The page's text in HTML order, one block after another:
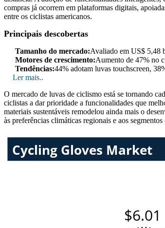
compras já ocorrem em plataformas digitais,
entre os ciclistas americanos.
Principais descobertas
Tamanho do mercado:Avaliado em US$ 5,48
Motores de crescimento:Aumento de 47% no
Tendências:44% adotam luvas touchscreen,
Ler mais..
O mercado de luvas de ciclismo está se tornando
ciclistas a dar prioridade a funcionalidades que
materiais sustentáveis ​​remodelou ainda mais o
às preferências climáticas regionais e aos